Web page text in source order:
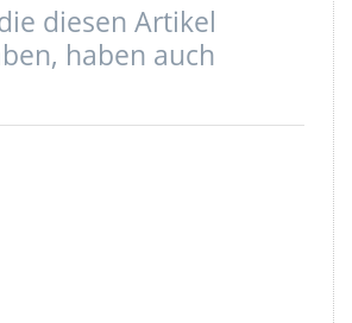
diesen Artikel
haben auch